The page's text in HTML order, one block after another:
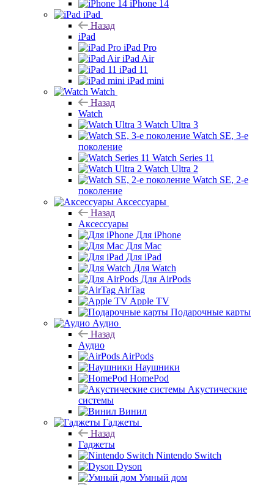
iPhone 14
iPad
Назад
iPad
iPad Pro
iPad Air
iPad 11
iPad mini
Watch
Назад
Watch
Watch Ultra 3
Watch SE, 3-е
поколение
Watch Series 11
Watch Ultra 2
Watch SE, 2-е
поколение
Аксессуары
Назад
Аксессуары
Для iPhone
Для Mac
Для iPad
Для Watch
Для AirPods
AirTag
Apple TV
Подарочные карты
Аудио
Назад
Аудио
AirPods
Наушники
HomePod
Акустические
системы
Винил
Гаджеты
Назад
Гаджеты
Nintendo Switch
Dyson
Умный дом